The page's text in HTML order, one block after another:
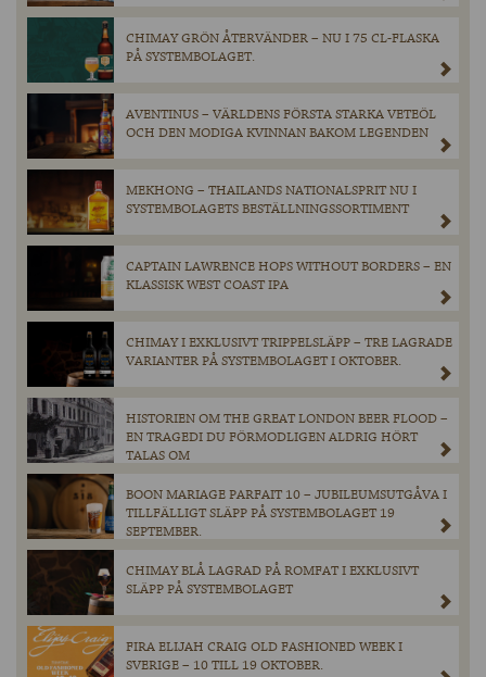
CHIMAY GRÖN ÅTERVÄNDER – NU I 75 CL-FLASKA
PÅ SYSTEMBOLAGET.
AVENTINUS – VÄRLDENS FÖRSTA STARKA VETEÖL
OCH DEN MODIGA KVINNAN BAKOM LEGENDEN
MEKHONG – THAILANDS NATIONALSPRIT NU I
SYSTEMBOLAGETS BESTÄLLNINGSSORTIMENT
CAPTAIN LAWRENCE HOPS WITHOUT BORDERS – EN
KLASSISK WEST COAST IPA
CHIMAY I EXKLUSIVT TRIPPELSLÄPP – TRE LAGRADE
VARIANTER PÅ SYSTEMBOLAGET I OKTOBER.
HISTORIEN OM THE GREAT LONDON BEER FLOOD –
EN TRAGEDI DU FÖRMODLIGEN ALDRIG HÖRT
TALAS OM
BOON MARIAGE PARFAIT 10 – JUBILEUMSUTGÅVA I
TILLFÄLLIGT SLÄPP PÅ SYSTEMBOLAGET 19
SEPTEMBER.
CHIMAY BLÅ LAGRAD PÅ ROMFAT I EXKLUSIVT
SLÄPP PÅ SYSTEMBOLAGET
FIRA ELIJAH CRAIG OLD FASHIONED WEEK I
SVERIGE – 10 TILL 19 OKTOBER.